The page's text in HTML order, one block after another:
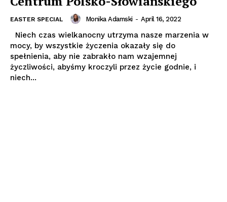
EASTER SPECIAL Monika Adamski - April 16, 2022
Niech czas wielkanocny utrzyma nasze marzenia w
mocy, by wszystkie życzenia okazały się do
spełnienia, aby nie zabrakło nam wzajemnej
życzliwości, abyśmy kroczyli przez życie godnie, i
niech...